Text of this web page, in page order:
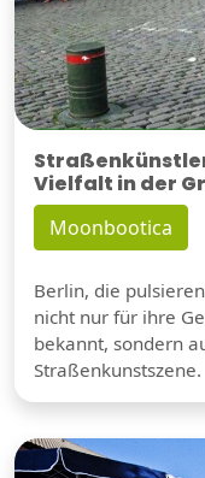
Vielfalt in der
Moonbootica
Berlin, die
nicht nur für ihre
bekannt, sondern
Straßenkunstszene.